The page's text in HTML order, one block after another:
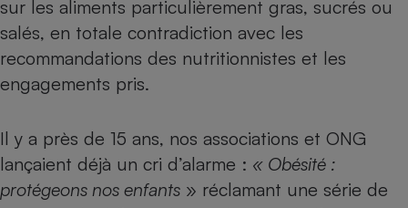
sur les aliments particulièrement gras, sucrés ou
salés, en totale contradiction avec les
recommandations des nutritionnistes et les
engagements pris.
Il y a près de 15 ans, nos associations et ONG
lançaient déjà un cri d’alarme : « Obésité :
protégeons nos enfants » réclamant une série de
Complément
alimentaire
bouteille
Petit électroménager -
Matelas